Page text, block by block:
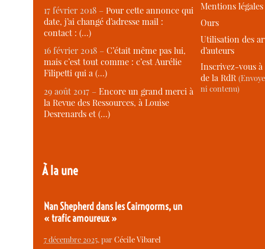
17 février 2018 –Pour cette annonce qui
date, j’ai changé d’adresse mail :
contact : (…)
16 février 2018 –C’était même pas lui,
mais c’est tout comme : c’est Aurélie
Filipetti qui a (…)
29 août 2017 –Encore un grand merci à
la Revue des Ressources, à Louise
Desrenards et (…)
À la une
Nan Shepherd dans les Cairngorms, un
« trafic amoureux »
7 décembre 2025, parCécile Vibarel
Mentions légales
Ours
Utilisation des
d’auteurs
Inscrivez-vous
de la RdR
ni contenu)